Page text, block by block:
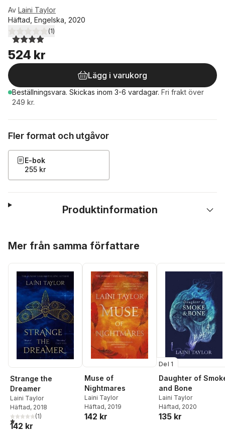
Av Laini Taylor
Häftad, Engelska, 2020
4,0utav 5 stjärnor. Totalt antal röster:
(1)
524 kr
Lägg i varukorg
Beställningsvara. Skickas inom 3-6 vardagar. Fri frakt över
249 kr.
Fler format och utgåvor
E-bok
255 kr
Produktinformation
Mer från samma författare
Strange the
Dreamer
Laini Taylor
Häftad, 2018
1,0utav 5 stjärnor. Totalt antal röster:
(1)
142 kr
Muse of
Nightmares
Laini Taylor
Häftad, 2019
142 kr
Del 1
Daughter of
and Bone
Laini Taylor
Häftad, 2020
135 kr